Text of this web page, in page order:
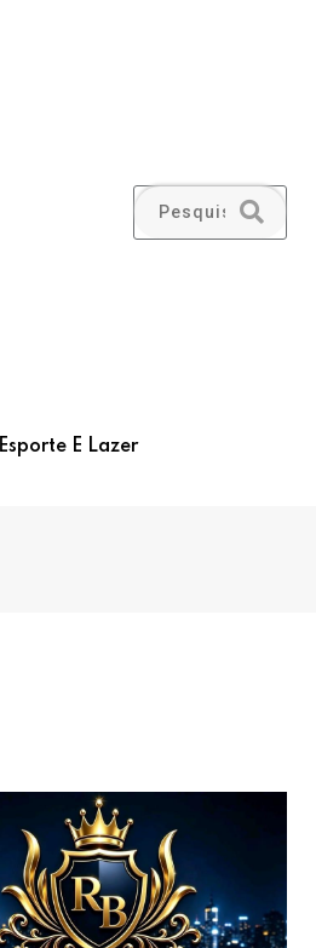
Esporte E Lazer